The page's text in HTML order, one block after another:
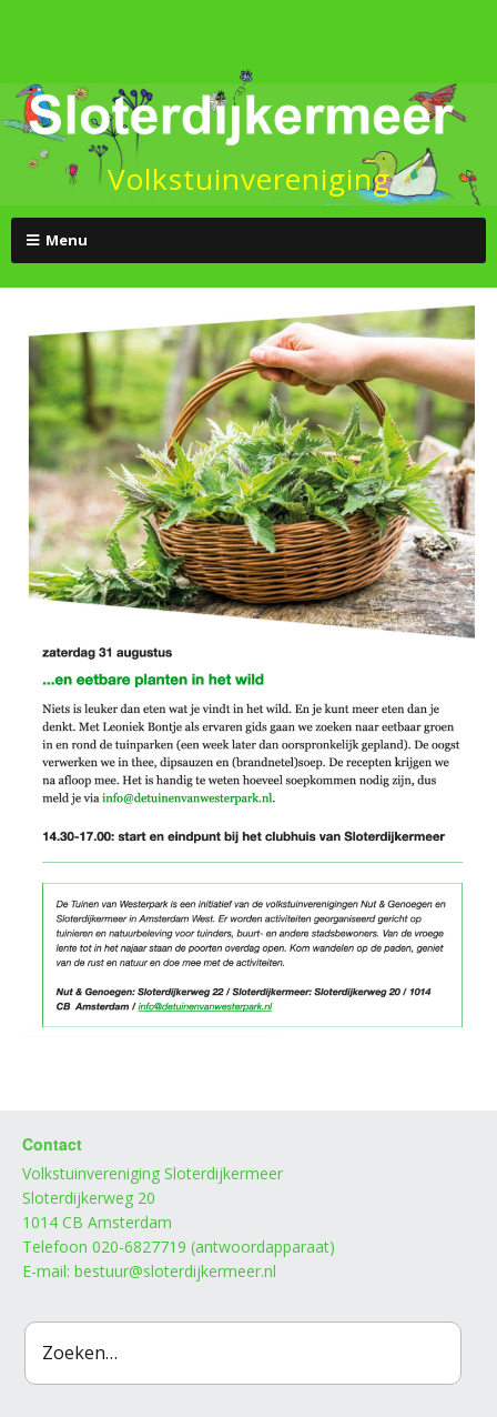
Volkstuinvereniging
Menu
Contact
Volkstuinvereniging Sloterdijkermeer
Sloterdijkerweg 20
1014 CB Amsterdam
Telefoon 020-6827719 (antwoordapparaat)
E-mail: bestuur@sloterdijkermeer.nl